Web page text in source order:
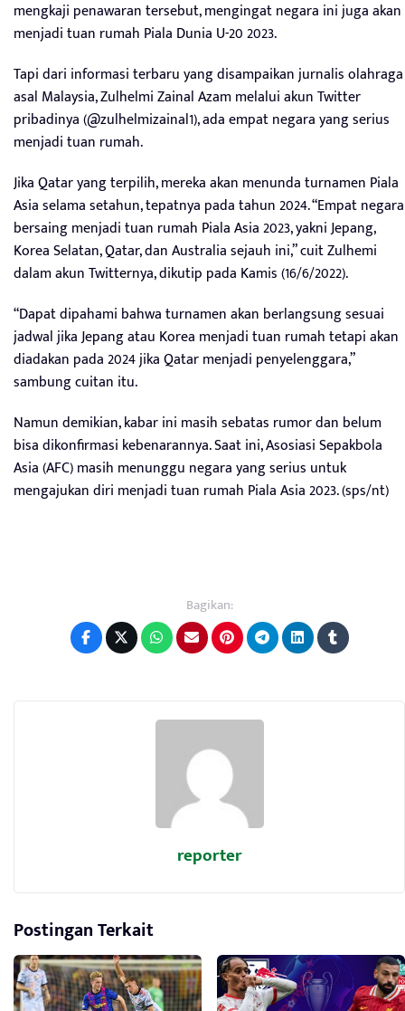
mengkaji penawaran tersebut, mengingat negara ini juga akan
menjadi tuan rumah Piala Dunia U-20 2023.
Tapi dari informasi terbaru yang disampaikan jurnalis olahraga
asal Malaysia, Zulhelmi Zainal Azam melalui akun Twitter
pribadinya (@zulhelmizainal1), ada empat negara yang serius
menjadi tuan rumah.
Jika Qatar yang terpilih, mereka akan menunda turnamen Piala
Asia selama setahun, tepatnya pada tahun 2024. “Empat negara
bersaing menjadi tuan rumah Piala Asia 2023, yakni Jepang,
Korea Selatan, Qatar, dan Australia sejauh ini,” cuit Zulhemi
dalam akun Twitternya, dikutip pada Kamis (16/6/2022).
“Dapat dipahami bahwa turnamen akan berlangsung sesuai
jadwal jika Jepang atau Korea menjadi tuan rumah tetapi akan
diadakan pada 2024 jika Qatar menjadi penyelenggara,”
sambung cuitan itu.
Namun demikian, kabar ini masih sebatas rumor dan belum
bisa dikonfirmasi kebenarannya. Saat ini, Asosiasi Sepakbola
Asia (AFC) masih menunggu negara yang serius untuk
mengajukan diri menjadi tuan rumah Piala Asia 2023. (sps/nt)
Bagikan:
reporter
Postingan Terkait